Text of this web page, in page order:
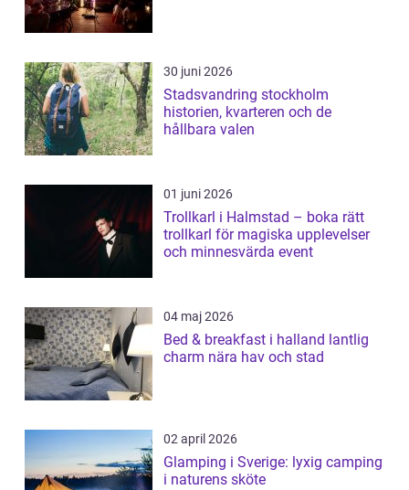
30 juni 2026
Stadsvandring stockholm
historien, kvarteren och de
hållbara valen
01 juni 2026
Trollkarl i Halmstad – boka rätt
trollkarl för magiska upplevelser
och minnesvärda event
04 maj 2026
Bed & breakfast i halland lantlig
charm nära hav och stad
02 april 2026
Glamping i Sverige: lyxig camping
i naturens sköte